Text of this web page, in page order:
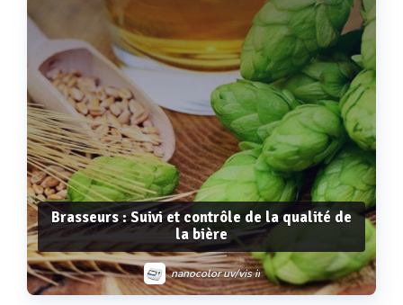
Brasseurs : Suivi et contrôle de la qualité de
la bière
nanocolor uv/vis ii